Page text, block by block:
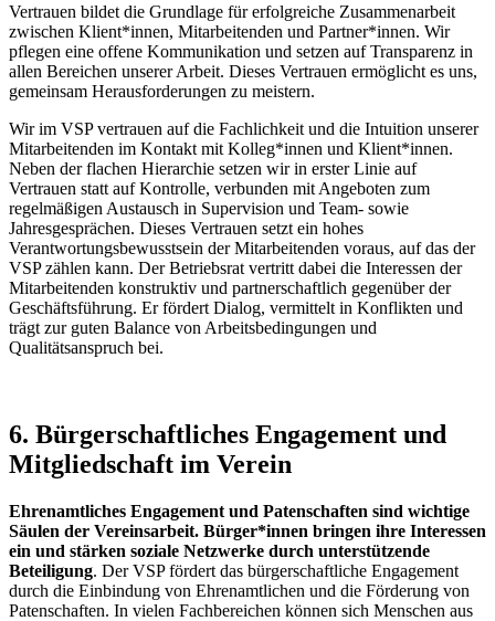
Vertrauen bildet die Grundlage für erfolgreiche Zusammenarbeit
zwischen Klient*innen, Mitarbeitenden und Partner*innen. Wir
pflegen eine offene Kommunikation und setzen auf Transparenz in
allen Bereichen unserer Arbeit. Dieses Vertrauen ermöglicht es uns,
gemeinsam Herausforderungen zu meistern.
Wir im VSP vertrauen auf die Fachlichkeit und die Intuition unserer
Mitarbeitenden im Kontakt mit Kolleg*innen und Klient*innen.
Neben der flachen Hierarchie setzen wir in erster Linie auf
Vertrauen statt auf Kontrolle, verbunden mit Angeboten zum
regelmäßigen Austausch in Supervision und Team- sowie
Jahresgesprächen. Dieses Vertrauen setzt ein hohes
Verantwortungsbewusstsein der Mitarbeitenden voraus, auf das der
VSP zählen kann. Der Betriebsrat vertritt dabei die Interessen der
Mitarbeitenden konstruktiv und partnerschaftlich gegenüber der
Geschäftsführung. Er fördert Dialog, vermittelt in Konflikten und
trägt zur guten Balance von Arbeitsbedingungen und
Qualitätsanspruch bei.
6. Bürgerschaftliches Engagement und
Mitgliedschaft im Verein
Ehrenamtliches Engagement und Patenschaften sind wichtige
Säulen der Vereinsarbeit. Bürger*innen bringen ihre Interessen
ein und stärken soziale Netzwerke durch unterstützende
Beteiligung. Der VSP fördert das bürgerschaftliche Engagement
durch die Einbindung von Ehrenamtlichen und die Förderung von
Patenschaften. In vielen Fachbereichen können sich Menschen aus